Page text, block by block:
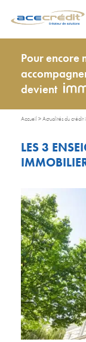
Pour encore
devient
Accueil >Actualités du
LES 3